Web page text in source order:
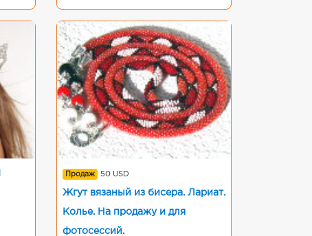
Продаж 50 USD
Жгут вязаный из бисера. Лариат.
Колье. На продажу и для
фотосессий.